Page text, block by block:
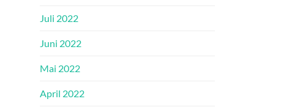
Juli 2022
Juni 2022
Mai 2022
April 2022